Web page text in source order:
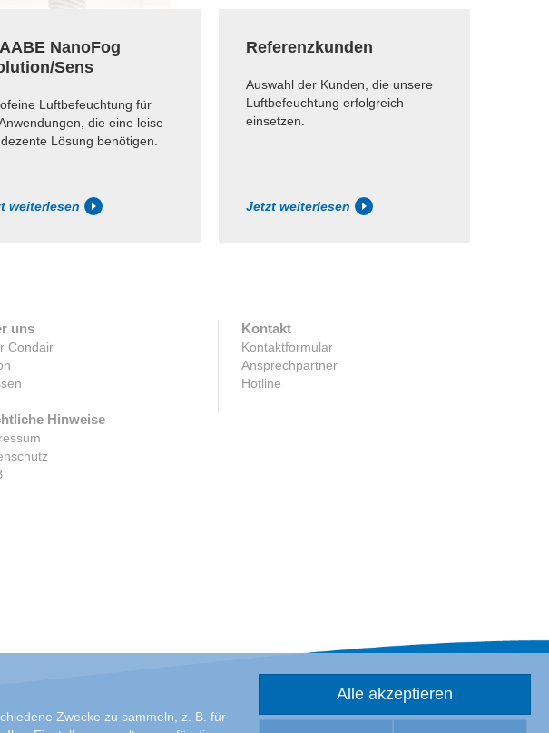
NanoFog
Sens
Luftbefeuchtung für
die eine leise
Lösung benötigen.
weiterlesen
Referenzkunden
Auswahl der Kunden, die unsere
Luftbefeuchtung erfolgreich
einsetzen.
Jetzt weiterlesen
uns
Condair
Hinweise
Kontakt
Kontaktformular
Ansprechpartner
Hotline
Zwecke zu sammeln, z. B. für
Alle akzeptieren